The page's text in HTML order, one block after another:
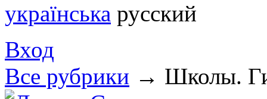
українська русский
Вход
Все рубрики → Школы.